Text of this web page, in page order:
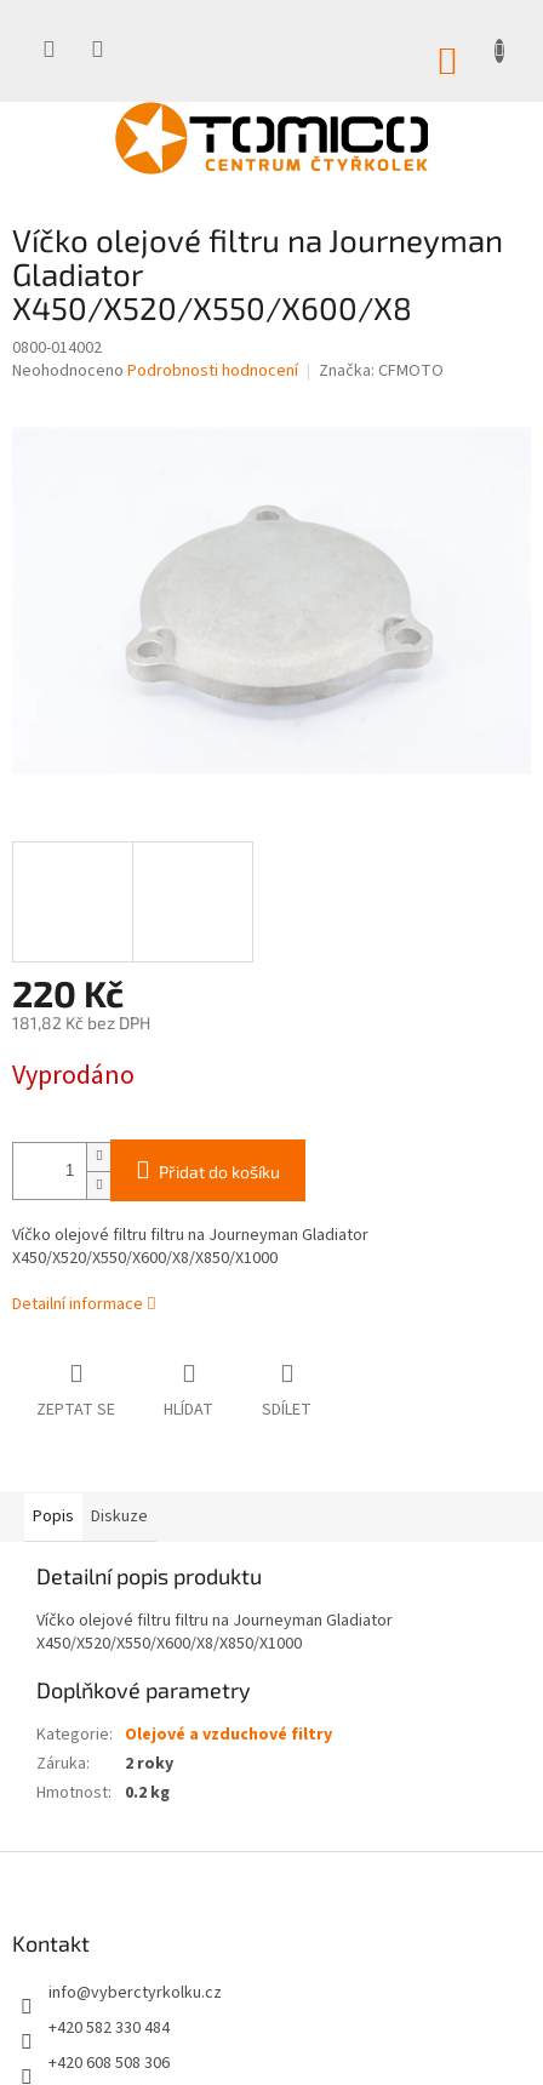
Víčko olejové filtru na Journeyman
Gladiator
X450/X520/X550/X600/X8
0800-014002
Průměrné
Neohodnoceno Podrobnosti hodnocení Značka: CFMOTO
220 Kč
181,82 Kč bez DPH
cena:
Vyprodáno
Přidat do košíku
Víčko olejové filtru filtru na Journeyman Gladiator
X450/X520/X550/X600/X8/X850/X1000
Detailní informace
ZEPTAT SE HLÍDAT SDÍLET
Popis Diskuze
Detailní popis produktu
Víčko olejové filtru filtru na Journeyman Gladiator
X450/X520/X550/X600/X8/X850/X1000
Doplňkové parametry
Kategorie: Olejové a vzduchové filtry
Záruka:
2 roky
Hmotnost: 0.2 kg
Kontakt
info@vyberctyrkolku.cz
+420 582 330 484
+420 608 508 306